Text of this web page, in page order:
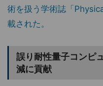
術を扱う学術誌「
載された。
誤り耐性量子コンピ
減に貢献